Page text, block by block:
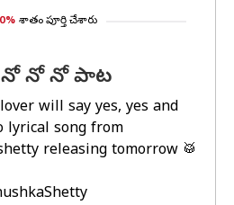
శాతం పూర్తి చేశారు
నో నో నో పాట
will say yes, yes and
lyrical song from
releasing tomorrow 🥁